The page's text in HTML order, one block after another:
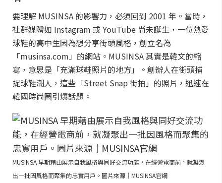
要理解 MUSINSA 的影響力，必須回到 2001 年。當時，
社群媒體如 Instagram 或 YouTube 尚未誕生，一位熱愛
球鞋的高中生因為想分享街頭風格，創立名為
「musinsa.com」的網站。MUSINSA 其實是韓文的縮
寫，意思是「充滿球鞋照片的地方」。創辦人在街頭捕
捉球鞋潮人，這些「Street Snap 街拍」的照片，迅速在
韓國時尚圈引爆話題。
MUSINSA 早期藉由展示自我風格與同好交流功能，在經營電商前，就凝聚
出一批因風格而聚集的忠實用戶。圖片來源｜MUSINSA官網